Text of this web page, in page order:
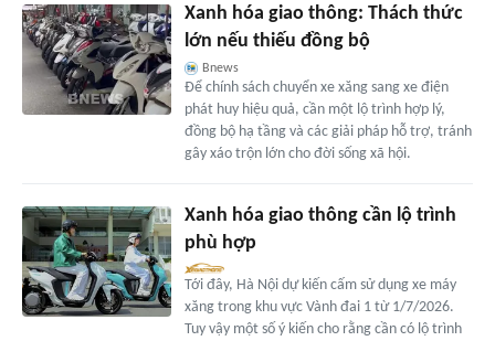
Xanh hóa giao thông: Thách thức
lớn nếu thiếu đồng bộ
Bnews
Để chính sách chuyển xe xăng sang xe điện
phát huy hiệu quả, cần một lộ trình hợp lý,
đồng bộ hạ tầng và các giải pháp hỗ trợ, tránh
gây xáo trộn lớn cho đời sống xã hội.
Xanh hóa giao thông cần lộ trình
phù hợp
Tới đây, Hà Nội dự kiến cấm sử dụng xe máy
xăng trong khu vực Vành đai 1 từ 1/7/2026.
Tuy vậy một số ý kiến cho rằng cần có lộ trình